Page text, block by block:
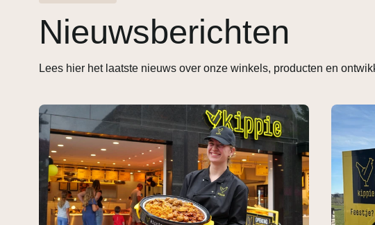
Nieuwsberichten
Lees hier het laatste nieuws over onze winkels, producten en